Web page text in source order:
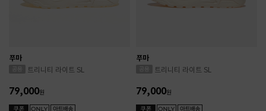
푸마
트리니티 라이트 SL
79,000원
푸마
트리니티 라이트 SL
79,000원